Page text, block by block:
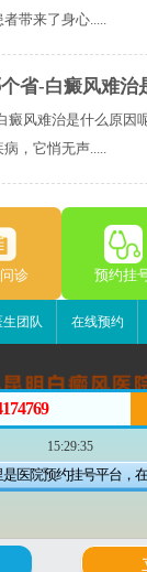
带来了身心.....
省-白癜风难治
癜风难治是什么原因
，它悄无声.....
诊 预约挂
生团队 在线预约
昆明白癜风医院
昆明市五华区护国路2号
所有：昆明白癜风医院
公安备 53010202000563
15:29:35
医院预约挂号平台，